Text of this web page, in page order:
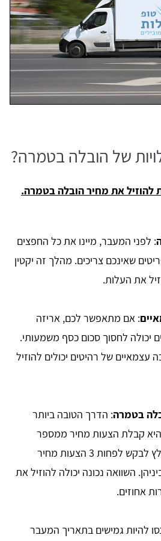
של הובלה בטמרה?
להוזיל את מחיר הובלה בטמרה.
: לפני המעבר, מיינו את כל החפצים
שאינכם צריכים. מהלך זה יקטין
את העלות.
: אם מתאפשר לכם, אריזה
יכולה לחסוך סכום כסף משמעותי.
עצמאיים של רהיטים יכולים להוזיל
בטמרה: הדרך הטובה ביותר
היא קבלת הצעות מחיר ממספר
חברות הובלה. מומלץ לבקש לפחות 3 הצעות מחיר
השוואה נכונה יכולה להוזיל את
אחוזים.
להיות גמישים בתאריך המעבר